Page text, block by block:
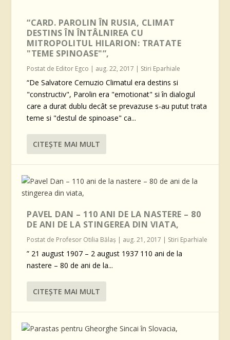
“CARD. PAROLIN ÎN RUSIA, CLIMAT
DESTINS ÎN ÎNTÂLNIREA CU
MITROPOLITUL HILARION: TRATATE
"TEME SPINOASE"”,
Postat de Editor Egco | aug. 22, 2017 | Stiri Eparhiale
“De Salvatore Cernuzio Climatul era destins si
"constructiv", Parolin era "emotionat" si în dialogul
care a durat dublu decât se prevazuse s-au putut trata
teme si "destul de spinoase" ca...
CITEŞTE MAI MULT
PAVEL DAN – 110 ANI DE LA NASTERE – 80
DE ANI DE LA STINGEREA DIN VIATA,
Postat de Profesor Otilia Bălaş | aug. 21, 2017 | Stiri Eparhiale
” 21 august 1907 – 2 august 1937 110 ani de la
nastere – 80 de ani de la...
CITEŞTE MAI MULT